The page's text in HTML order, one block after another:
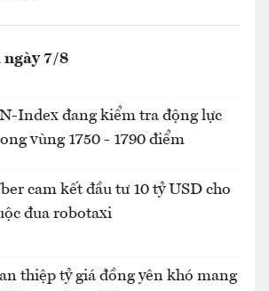
7/8
Index đang kiểm tra động lực
vùng 1750 - 1790 điểm
cam kết đầu tư 10 tỷ USD cho
đua robotaxi
thiệp tỷ giá đồng yên khó mang